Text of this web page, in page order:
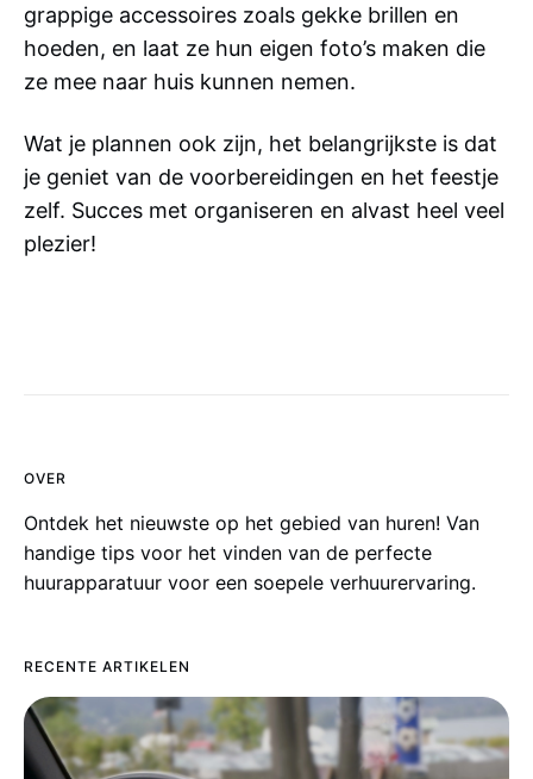
grappige accessoires zoals gekke brillen en
hoeden, en laat ze hun eigen foto’s maken die
ze mee naar huis kunnen nemen.
Wat je plannen ook zijn, het belangrijkste is dat
je geniet van de voorbereidingen en het feestje
zelf. Succes met organiseren en alvast heel veel
plezier!
OVER
Ontdek het nieuwste op het gebied van huren! Van
handige tips voor het vinden van de perfecte
huurapparatuur voor een soepele verhuurervaring.
RECENTE ARTIKELEN